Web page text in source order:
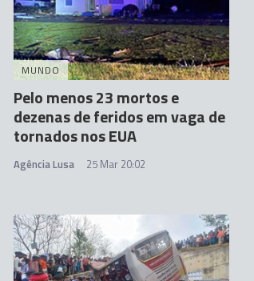
MUNDO
Pelo menos 23 mortos e
dezenas de feridos em vaga de
tornados nos EUA
Agência Lusa 25 Mar 20:02